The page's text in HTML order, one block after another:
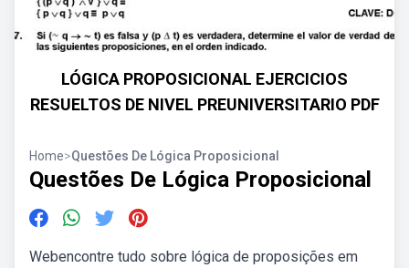
LÓGICA PROPOSICIONAL EJERCICIOS
RESUELTOS DE NIVEL PREUNIVERSITARIO PDF
Home>Questões De Lógica Proposicional
Questões De Lógica Proposicional
Webencontre tudo sobre lógica de proposições em